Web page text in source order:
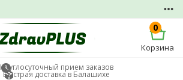
0
Корзина
Круглосуточный прием заказов
Быстрая доставка в Балашихе